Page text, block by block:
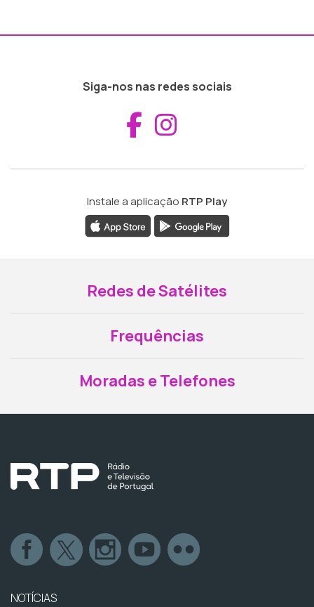
Siga-nos nas redes sociais
Aceder ao
Instale a aplicação RTP Play
Redes de Satélites
Frequências
Moradas e Telefones
NOTÍCIAS